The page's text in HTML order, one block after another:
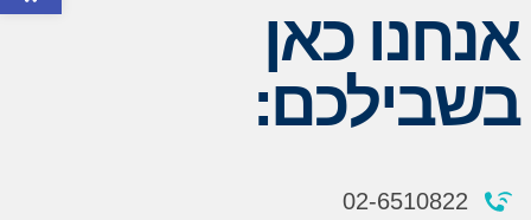
אנחנו כאן
בשבילכם:
02-6510822